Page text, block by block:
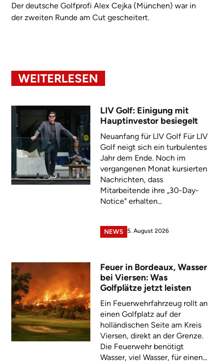
Der deutsche Golfprofi Alex Cejka (München) war in
der zweiten Runde am Cut gescheitert.
WEITERLESEN
LIV Golf: Einigung mit
Hauptinvestor besiegelt
Neuanfang für LIV Golf Für LIV
Golf neigt sich ein turbulentes
Jahr dem Ende. Noch im
vergangenen Monat kursierten
Nachrichten, dass
Mitarbeitende ihre „30-Day-
Notice" erhalten...
NEWS 5. August 2026
Feuer in Bordeaux, Wasser
bei Viersen: Was
Golfplätze jetzt leisten
Ein Feuerwehrfahrzeug rollt an
einen Golfplatz auf der
holländischen Seite am Kreis
Viersen, direkt an der Grenze.
Die Feuerwehr benötigt
Wasser, viel Wasser, für einen...